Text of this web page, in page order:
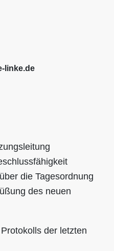
linke.de
die Tagesordnung
des neuen
der letzten